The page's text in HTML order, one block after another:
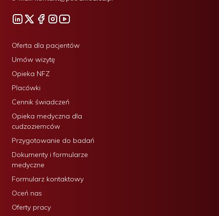
Oferta dla pacjentów
Umów wizytę
Opieka NFZ
Placówki
Cennik świadczeń
Opieka medyczna dla
cudzoziemców
Przygotowanie do badań
Dokumenty i formularze
medyczne
Formularz kontaktowy
Oceń nas
Oferty pracy